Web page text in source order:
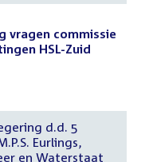
vragen commissie
HSL-Zuid
d.d. 5
Eurlings,
en Waterstaat